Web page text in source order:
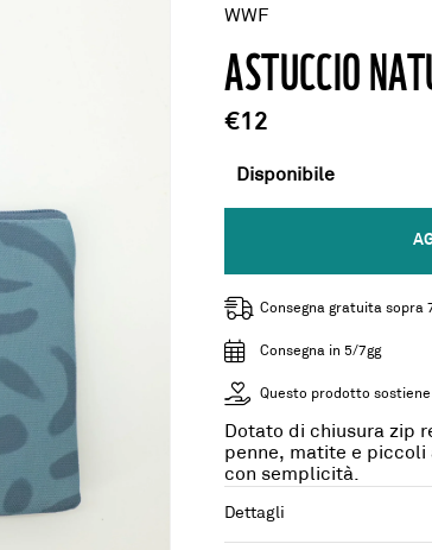
WWF
ASTUCCIO
€12
Disponibile
Consegna gratuita sopra
Consegna in 5/7gg
Questo prodotto
Dotato di chiusura zip
penne, matite e piccoli
con semplicità.
Dettagli